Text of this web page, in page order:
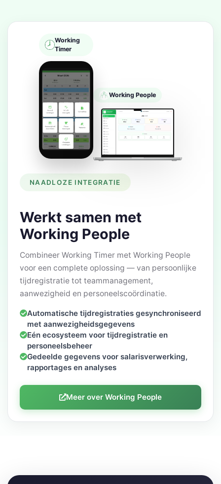
Working
Timer
Working People
NAADLOZE INTEGRATIE
Werkt samen met
Working People
Combineer Working Timer met Working People
voor een complete oplossing — van persoonlijke
tijdregistratie tot teammanagement,
aanwezigheid en personeelscoördinatie.
Automatische tijdregistraties gesynchroniseerd
met aanwezigheidsgegevens
Eén ecosysteem voor tijdregistratie en
personeelsbeheer
Gedeelde gegevens voor salarisverwerking,
rapportages en analyses
Meer over Working People